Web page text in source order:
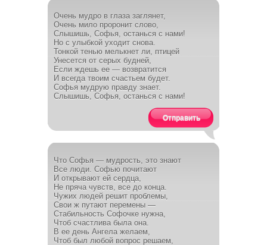
Очень мудро в глаза заглянет,
Очень мило проронит слово,
Слышишь, Софья, останься с нами!
Но с улыбкой уходит снова.
Тонкой тенью мелькнет ли, птицей
Унесется от серых будней,
Если ждешь ее — возвратится
И всегда твоим счастьем будет.
Софья мудрую правду знает.
Слышишь, Софья, останься с нами!
Отправить
Что Софья — мудрость, это знают
Все люди. Софью почитают
И открывают ей сердца,
Не пряча чувств, все до конца.
Чужих людей решит проблемы,
Свои ж путают перемены —
Стабильность Софочке нужна,
Чтоб счастлива была она.
В ее день Ангела желаем,
Чтоб был любой вопрос решаем,